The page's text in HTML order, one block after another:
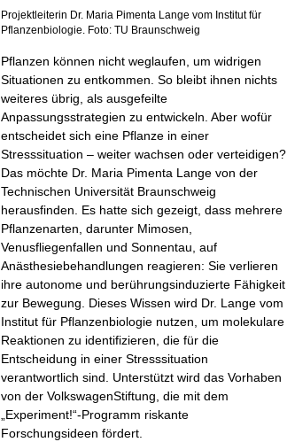
Projektleiterin Dr. Maria Pimenta Lange vom Institut für
Pflanzenbiologie. Foto: TU Braunschweig
Pflanzen können nicht weglaufen, um widrigen
Situationen zu entkommen. So bleibt ihnen nichts
weiteres übrig, als ausgefeilte
Anpassungsstrategien zu entwickeln. Aber wofür
entscheidet sich eine Pflanze in einer
Stresssituation – weiter wachsen oder verteidigen?
Das möchte Dr. Maria Pimenta Lange von der
Technischen Universität Braunschweig
herausfinden. Es hatte sich gezeigt, dass mehrere
Pflanzenarten, darunter Mimosen,
Venusfliegenfallen und Sonnentau, auf
Anästhesiebehandlungen reagieren: Sie verlieren
ihre autonome und berührungsinduzierte Fähigkeit
zur Bewegung. Dieses Wissen wird Dr. Lange vom
Institut für Pflanzenbiologie nutzen, um molekulare
Reaktionen zu identifizieren, die für die
Entscheidung in einer Stresssituation
verantwortlich sind. Unterstützt wird das Vorhaben
von der VolkswagenStiftung, die mit dem
„Experiment!“-Programm riskante
Forschungsideen fördert.